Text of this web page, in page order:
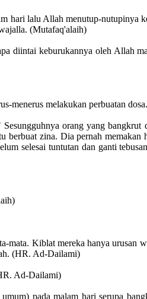
hari lalu Allah menutup-nutupinya
(Mutafaq'alaih)
diintai keburukannya oleh Allah
menerus melakukan perbuatan
orang yang bangkrut
berbuat zina. Dia pernah memakan
selesai tuntutan dan ganti
mata. Kiblat mereka hanya urusan
(HR. Ad-Dailami)
Ad-Dailami)
pada malam hari serupa